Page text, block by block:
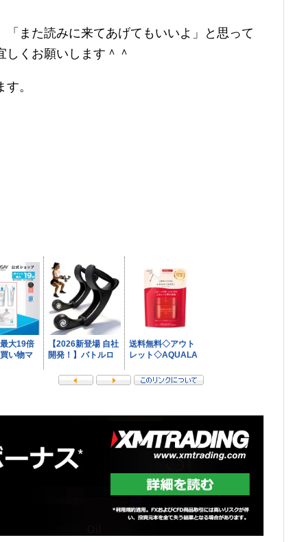
また読みに来てあげてもいいよ」と思って
くお願いします＾＾
。